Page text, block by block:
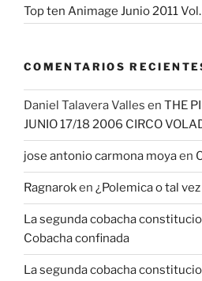
Top ten Animage Junio 2011
COMENTARIOS
Daniel Talavera Valles en THE
JUNIO 17/18 2006 CIRCO
jose antonio carmona moyaen
Ragnaroken ¿Polemica o tal
La segunda cobacha
Cobacha confinada
La segunda cobacha